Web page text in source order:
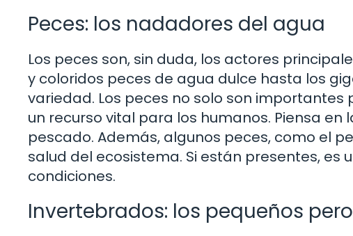
Peces: los nadadores del agua
Los peces son, sin duda, los actores
y coloridos peces de agua dulce hasta los
variedad. Los peces no solo son
un recurso vital para los humanos. Piensa
pescado. Además, algunos peces, como el
salud del ecosistema. Si están presentes, es
condiciones.
Invertebrados: los pequeños